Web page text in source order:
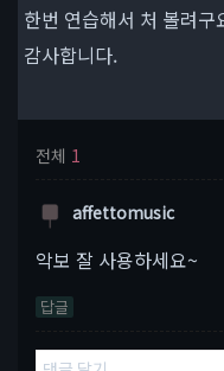
한번 연습해서 처 볼려구
감사합니다.
전체 1
affettomusic
악보 잘 사용하세요~
답글